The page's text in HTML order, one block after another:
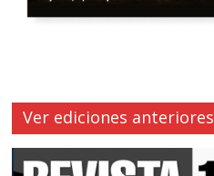
Ver ediciones anteriores